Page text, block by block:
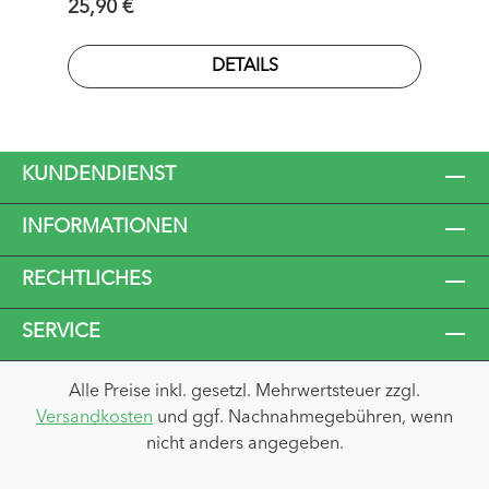
welche vom Abstellen staubig ist, oder die
dreckigen Kinderschuhe - der Autositz leidet
meist deutlich darunter.
Regulärer Preis:
25,90 €
DETAILS
KUNDENDIENST
INFORMATIONEN
RECHTLICHES
SERVICE
Alle Preise inkl. gesetzl. Mehrwertsteuer zzgl.
Versandkosten und ggf. Nachnahmegebühren, wenn
nicht anders angegeben.